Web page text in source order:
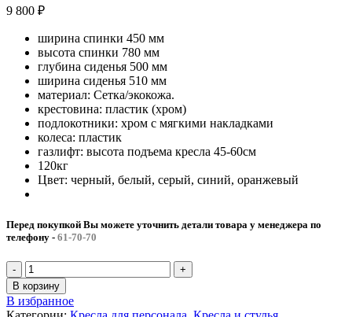
9 800 ₽
ширина спинки 450 мм
высота спинки 780 мм
глубина сиденья 500 мм
ширина сиденья 510 мм
материал: Сетка/экокожа.
крестовина: пластик (хром)
подлокотники: хром с мягкими накладками
колеса: пластик
газлифт: высота подъема кресла 45-60см
120кг
Цвет: черный, белый, серый, синий, оранжевый
Перед покупкой Вы можете уточнить детали товара у менеджера по
телефону - 61-70-70
Количество
товара
Кресло
"Элегия
В корзину
В избранное